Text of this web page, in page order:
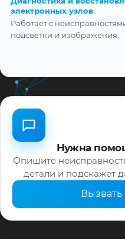
электронных узлов
Работает с
подсветки и изображения.
Нужна
Опишите
детали и подскажет
Вызвать